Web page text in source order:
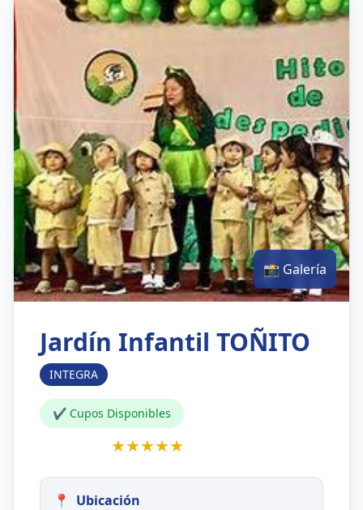
📸 Galería
Jardín Infantil TOÑITO
INTEGRA
✔ Cupos Disponibles
★★★★★
📍
Ubicación